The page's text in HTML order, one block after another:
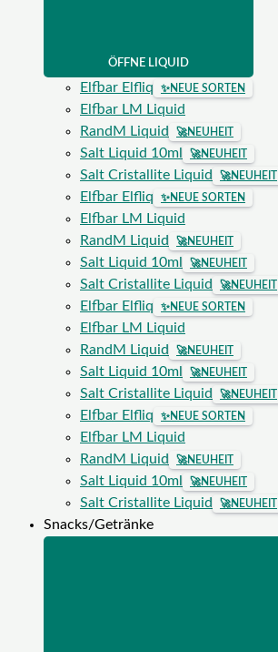
ÖFFNE LIQUID
Elfbar Elfliq ✨NEUE SORTEN
Elfbar LM Liquid
RandM Liquid
🚀NEUHEIT
Salt Liquid 10ml 🚀NEUHEIT
Salt Cristallite Liquid 🚀NEUHEIT
Elfbar Elfliq ✨NEUE SORTEN
Elfbar LM Liquid
RandM Liquid
🚀NEUHEIT
Salt Liquid 10ml 🚀NEUHEIT
Salt Cristallite Liquid 🚀NEUHEIT
Elfbar Elfliq ✨NEUE SORTEN
Elfbar LM Liquid
RandM Liquid
🚀NEUHEIT
Salt Liquid 10ml 🚀NEUHEIT
Salt Cristallite Liquid 🚀NEUHEIT
Elfbar Elfliq ✨NEUE SORTEN
Elfbar LM Liquid
RandM Liquid
🚀NEUHEIT
Salt Liquid 10ml 🚀NEUHEIT
Salt Cristallite Liquid 🚀NEUHEIT
Snacks/Getränke